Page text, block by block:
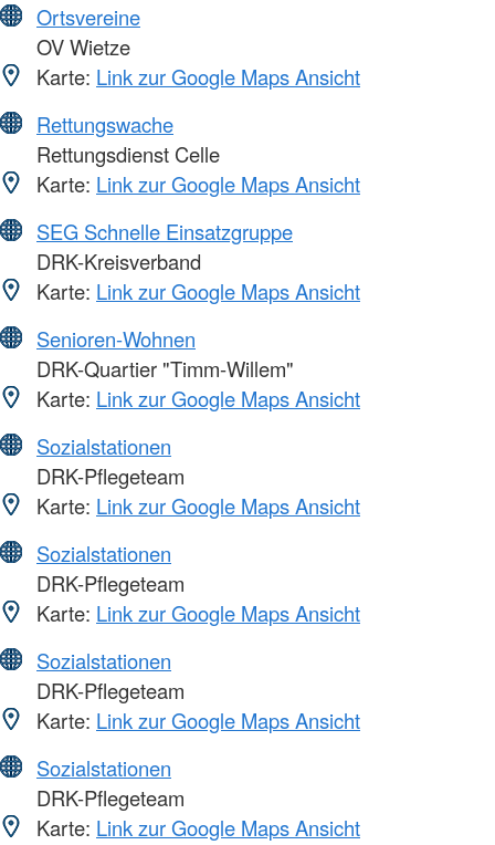
Ortsvereine
OV Wietze
Karte: Link zur Google Maps Ansicht
Rettungswache
Rettungsdienst Celle
Karte: Link zur Google Maps Ansicht
SEG Schnelle Einsatzgruppe
DRK-Kreisverband
Karte: Link zur Google Maps Ansicht
Senioren-Wohnen
DRK-Quartier "Timm-Willem"
Karte: Link zur Google Maps Ansicht
Sozialstationen
DRK-Pflegeteam
Karte: Link zur Google Maps Ansicht
Sozialstationen
DRK-Pflegeteam
Karte: Link zur Google Maps Ansicht
Sozialstationen
DRK-Pflegeteam
Karte: Link zur Google Maps Ansicht
Sozialstationen
DRK-Pflegeteam
Karte: Link zur Google Maps Ansicht